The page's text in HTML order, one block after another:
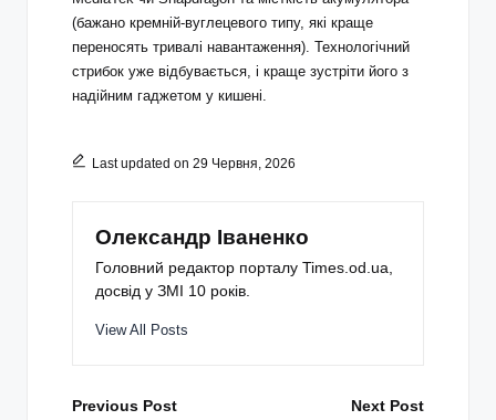
(бажано кремній-вуглецевого типу, які краще
переносять тривалі навантаження). Технологічний
стрибок уже відбувається, і краще зустріти його з
надійним гаджетом у кишені.
Last updated on 29 Червня, 2026
Олександр Іваненко
Головний редактор порталу Times.od.ua,
досвід у ЗМІ 10 років.
View All Posts
Post
Previous Post Next Post